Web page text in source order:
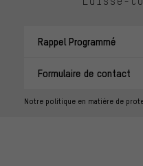
Rappel Programmé
Formulaire de contact
Notre politique en matière de